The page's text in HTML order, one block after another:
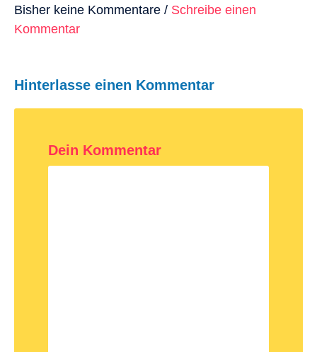
Bisher keine Kommentare / Schreibe einen
Kommentar
Hinterlasse einen Kommentar
Dein Kommentar